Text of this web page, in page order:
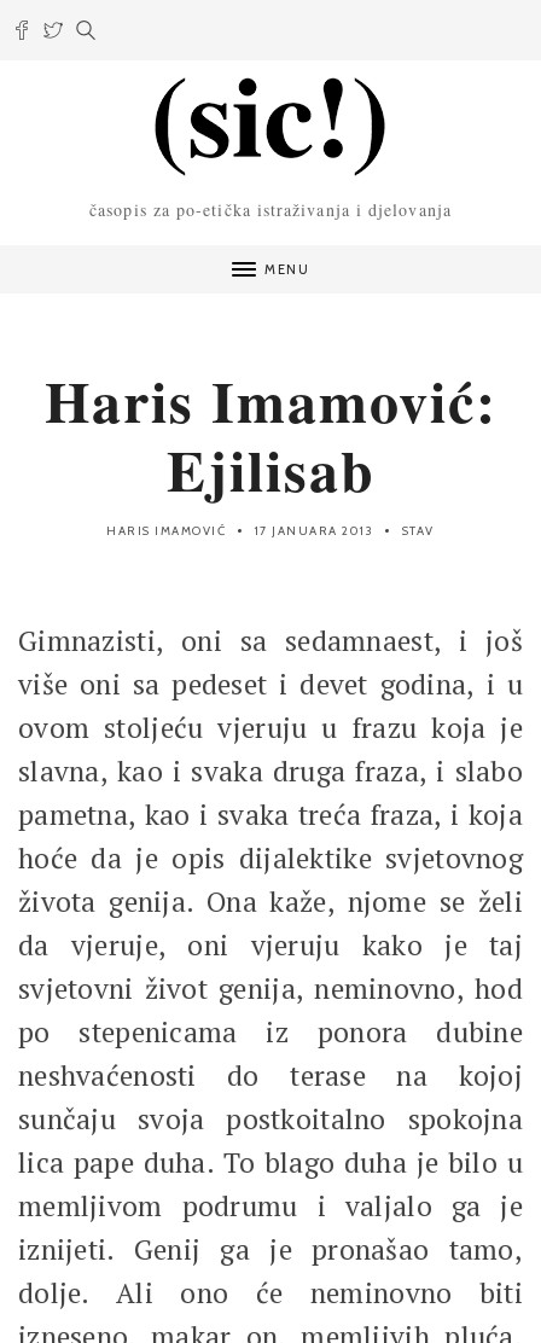
časopis za po-etička istraživanja i djelovanja
MENU
Haris Imamović:
Ejilisab
HARIS IMAMOVIĆ 17 JANUARA 2013 STAV
Gimnazisti, oni sa sedamnaest, i još
više oni sa pedeset i devet godina, i u
ovom stoljeću vjeruju u frazu koja je
slavna, kao i svaka druga fraza, i slabo
pametna, kao i svaka treća fraza, i koja
hoće da je opis dijalektike svjetovnog
života genija. Ona kaže, njome se želi
da vjeruje, oni vjeruju kako je taj
svjetovni život genija, neminovno, hod
po stepenicama iz ponora dubine
neshvaćenosti do terase na kojoj
sunčaju svoja postkoitalno spokojna
lica pape duha. To blago duha je bilo u
memljivom podrumu i valjalo ga je
iznijeti. Genij ga je pronašao tamo,
dolje. Ali ono će neminovno biti